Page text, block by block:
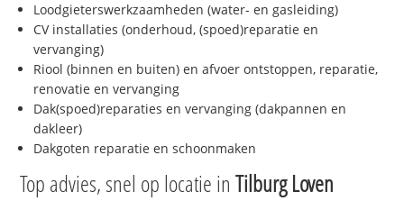
Loodgieterswerkzaamheden (water- en gasleiding)
CV installaties (onderhoud, (spoed)reparatie en
vervanging)
Riool (binnen en buiten) en afvoer ontstoppen, reparatie,
renovatie en vervanging
Dak(spoed)reparaties en vervanging (dakpannen en
dakleer)
Dakgoten reparatie en schoonmaken
Top advies, snel op locatie inTilburg Loven